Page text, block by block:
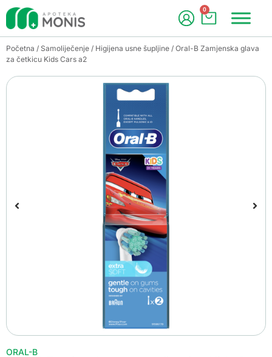
0
Početna / Samoliječenje / Higijena usne šupljine / Oral-B Zamjenska glava
za četkicu Kids Cars a2
ORAL-B